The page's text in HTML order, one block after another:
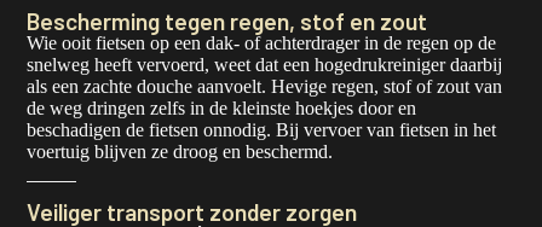
Bescherming tegen regen, stof en zout
Wie ooit fietsen op een dak- of achterdrager in de regen op de
snelweg heeft vervoerd, weet dat een hogedrukreiniger daarbij
als een zachte douche aanvoelt. Hevige regen, stof of zout van
de weg dringen zelfs in de kleinste hoekjes door en
beschadigen de fietsen onnodig. Bij vervoer van fietsen in het
voertuig blijven ze droog en beschermd.
Veiliger transport zonder zorgen